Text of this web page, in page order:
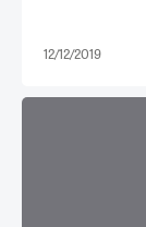
12/12/2019